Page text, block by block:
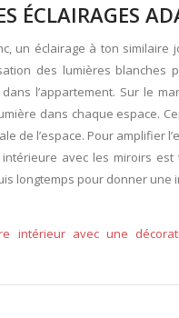
ÉCLAIRAGES
un éclairage à ton similaire
des lumières
dans l’appartement. Sur le
dans chaque espace.
de l’espace. Pour amplifier
avec les miroirs
longtemps pour donner
intérieur avec une